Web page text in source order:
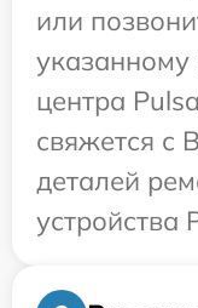
или
указанному
центра
свяжется с
деталей
устройства